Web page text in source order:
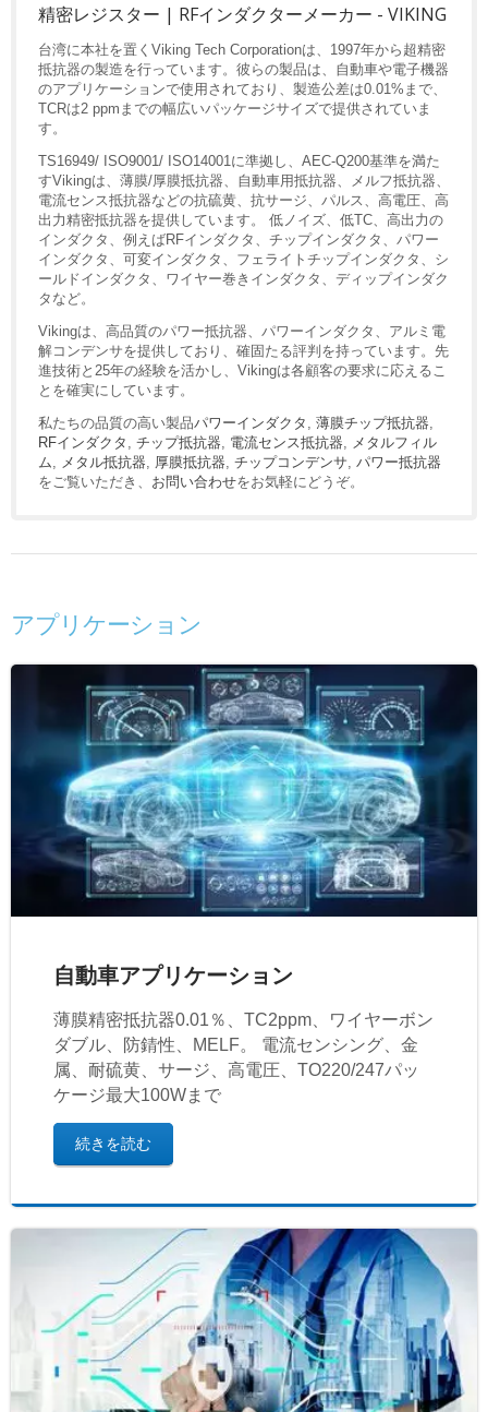
精密レジスター | RFインダクターメーカー - VIKING
台湾に本社を置くViking Tech Corporationは、1997年から超精密
抵抗器の製造を行っています。彼らの製品は、自動車や電子機器
のアプリケーションで使用されており、製造公差は0.01%まで、
TCRは2 ppmまでの幅広いパッケージサイズで提供されていま
す。
TS16949/ ISO9001/ ISO14001に準拠し、AEC-Q200基準を満た
すVikingは、薄膜/厚膜抵抗器、自動車用抵抗器、メルフ抵抗器、
電流センス抵抗器などの抗硫黄、抗サージ、パルス、高電圧、高
出力精密抵抗器を提供しています。 低ノイズ、低TC、高出力の
インダクタ、例えばRFインダクタ、チップインダクタ、パワー
インダクタ、可変インダクタ、フェライトチップインダクタ、シ
ールドインダクタ、ワイヤー巻きインダクタ、ディップインダク
タなど。
Vikingは、高品質のパワー抵抗器、パワーインダクタ、アルミ電
解コンデンサを提供しており、確固たる評判を持っています。先
進技術と25年の経験を活かし、Vikingは各顧客の要求に応えるこ
とを確実にしています。
私たちの品質の高い製品パワーインダクタ 薄膜チップ抵抗器
RFインダクタ
チップ抵抗器 電流センス抵抗器
メタルフィル
ム
メタル抵抗器 厚膜抵抗器 チップコンデンサ パワー抵抗器
をご覧いただき、 お問い合わせをお気軽にどうぞ。
アプリケーション
自動車アプリケーション
薄膜精密抵抗器0.01％、TC2ppm、ワイヤーボン
ダブル、防錆性、MELF。 電流センシング、金
属、耐硫黄、サージ、高電圧、TO220/247パッ
ケージ最大100Wまで
続きを読む